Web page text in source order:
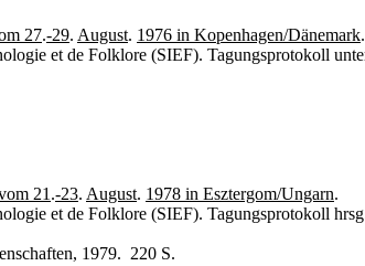
27.-29. August. 1976 in Kopenhagen/Dänemark.
et de Folklore (SIEF). Tagungsprotokoll
21 .-23. August. 1978 in Esztergom/Ungarn.
et de Folklore (SIEF). Tagungsprotokoll
1979. 220 S.